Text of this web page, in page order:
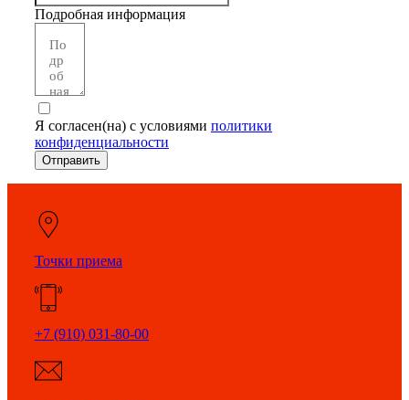
Подробная информация
Я согласен(на) с условиями политики
конфиденциальности
Отправить
Точки приема
+7 (910) 031-80-00